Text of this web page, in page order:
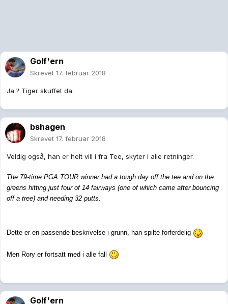
Golf'ern
Skrevet 17. februar 2018
Ja ? Tiger skuffet da.
bshagen
Skrevet 17. februar 2018
Veldig også, han er helt vill i fra Tee, skyter i alle retninger.
The 79-time PGA TOUR winner had a tough day off the tee and on the
greens hitting just four of 14 fairways (one of which came after bouncing
off a tree) and needing 32 putts.
Dette er en passende beskrivelse i grunn, han spilte forferdelig
Men Rory er fortsatt med i alle fall
Golf'ern